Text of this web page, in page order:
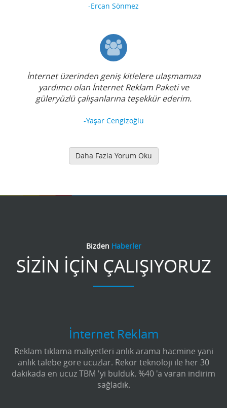
-Ercan Sönmez
İnternet üzerinden geniş kitlelere ulaşmamıza
yardımcı olan İnternet Reklam Paketi ve
güleryüzlü çalışanlarına teşekkür ederim.
-Yaşar Cengizoğlu
Daha Fazla Yorum Oku
Bizden Haberler
SİZİN İÇİN ÇALIŞIYORUZ
İnternet Reklam
Reklam tıklama maliyetleri anlık arama hacmine yani
anlık talebe göre ucuzlar. Rekor teknoloji ile her 30
dakikada en ucuz TBM 'yi bulduk. %40 'a varan indirim
sağladık.